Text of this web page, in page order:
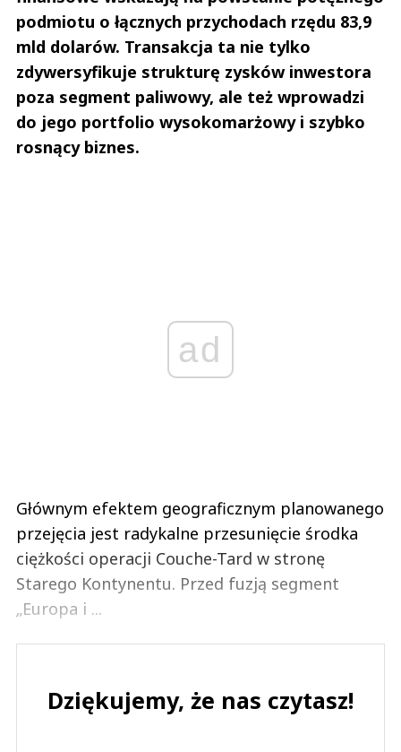
podmiotu o łącznych przychodach rzędu 83,9
mld dolarów. Transakcja ta nie tylko
zdywersyfikuje strukturę zysków inwestora
poza segment paliwowy, ale też wprowadzi
do jego portfolio wysokomarżowy i szybko
rosnący biznes.
ad
Głównym efektem geograficznym planowanego
przejęcia jest radykalne przesunięcie środka
ciężkości operacji Couche-Tard w stronę
Starego Kontynentu. Przed fuzją segment
„Europa i ...
Dziękujemy, że nas czytasz!